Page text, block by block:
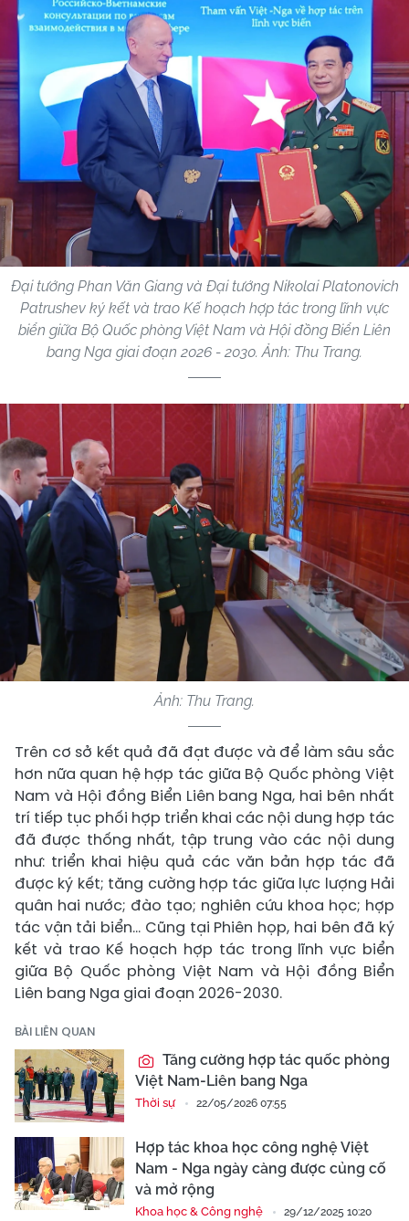
Đại tướng Phan Văn Giang và Đại tướng Nikolai Platonovich
Patrushev ký kết và trao Kế hoạch hợp tác trong lĩnh vực
biển giữa Bộ Quốc phòng Việt Nam và Hội đồng Biển Liên
bang Nga giai đoạn 2026 - 2030. Ảnh: Thu Trang.
Ảnh: Thu Trang.
Trên cơ sở kết quả đã đạt được và để làm sâu sắc
hơn nữa quan hệ hợp tác giữa Bộ Quốc phòng Việt
Nam và Hội đồng Biển Liên bang Nga, hai bên nhất
trí tiếp tục phối hợp triển khai các nội dung hợp tác
đã được thống nhất, tập trung vào các nội dung
như: triển khai hiệu quả các văn bản hợp tác đã
được ký kết; tăng cường hợp tác giữa lực lượng Hải
quân hai nước; đào tạo; nghiên cứu khoa học; hợp
tác vận tải biển... Cũng tại Phiên họp, hai bên đã ký
kết và trao Kế hoạch hợp tác trong lĩnh vực biển
giữa Bộ Quốc phòng Việt Nam và Hội đồng Biển
Liên bang Nga giai đoạn 2026-2030.
BÀI LIÊN QUAN
Tăng cường hợp tác quốc phòng
Việt Nam-Liên bang Nga
Thời sự 22/05/2026 07:55
Hợp tác khoa học công nghệ Việt
Nam - Nga ngày càng được củng cố
và mở rộng
Khoa học & Công nghệ 29/12/2025 10:20